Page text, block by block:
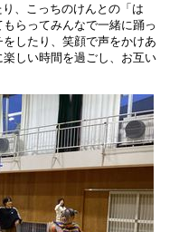
、こっちのけんとの「は
らってみんなで一緒に踊っ
したり、笑顔で声をかけあ
しい時間を過ごし、お互い